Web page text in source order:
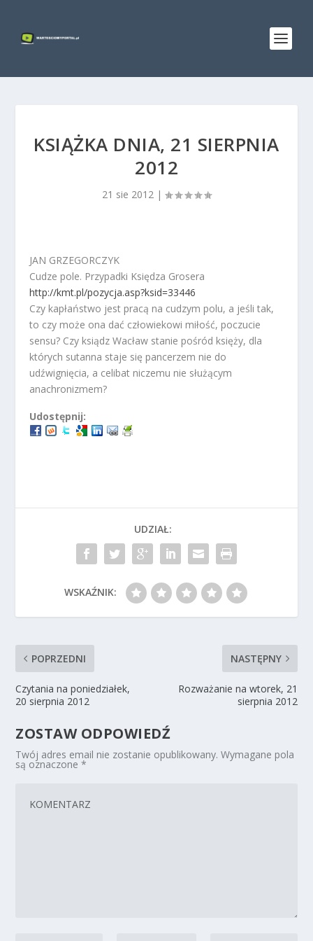
KSIĄŻKA DNIA, 21 SIERPNIA
2012
21 sie 2012 |
JAN GRZEGORCZYK
Cudze pole. Przypadki Księdza Grosera
http://kmt.pl/pozycja.asp?ksid=33446
Czy kapłaństwo jest pracą na cudzym polu, a jeśli tak,
to czy może ona dać człowiekowi miłość, poczucie
sensu? Czy ksiądz Wacław stanie pośród księży, dla
których sutanna staje się pancerzem nie do
udźwignięcia, a celibat niczemu nie służącym
anachronizmem?
Udostępnij:
UDZIAŁ:
WSKAŹNIK:
POPRZEDNI
Czytania na poniedziałek,
20 sierpnia 2012
NASTĘPNY
Rozważanie na wtorek, 21
sierpnia 2012
ZOSTAW ODPOWIEDŹ
Twój adres email nie zostanie opublikowany. Wymagane pola
są oznaczone*